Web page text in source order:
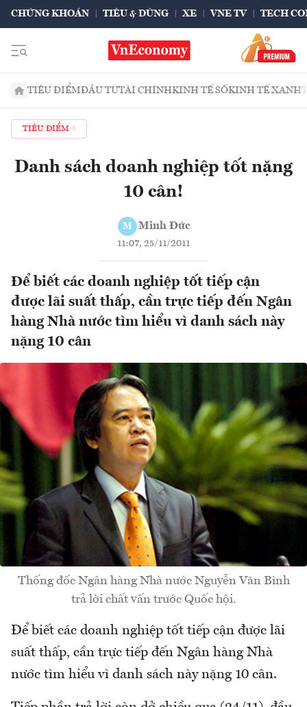
CHỨNG KHOÁN TIÊU & DÙNG XE VNE TV TECH
TIÊU ĐIỂMĐẦU TƯTÀI CHÍNHKINH TẾ SỐKINH TẾ XANH
TIÊU ĐIỂM
Danh sách doanh nghiệp tốt nặng
10 cân!
M Minh Đức
11:07, 25/11/2011
Để biết các doanh nghiệp tốt tiếp cận
được lãi suất thấp, cần trực tiếp đến Ngân
hàng Nhà nước tìm hiểu vì danh sách này
nặng 10 cân
Thống đốc Ngân hàng Nhà nước Nguyễn Văn Bình
trả lời chất vấn trước Quốc hội.
Để biết các doanh nghiệp tốt tiếp cận được lãi
suất thấp, cần trực tiếp đến Ngân hàng Nhà
nước tìm hiểu vì danh sách này nặng 10 cân.